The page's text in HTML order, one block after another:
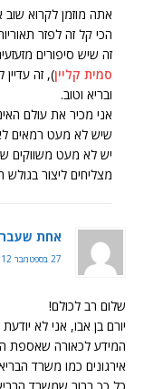
אתה מוזמן לקרוא
הכי קל זה לפזר
זה שיש סיפורים
סמית קליין), זה
ובריא וטוב.
אני מכיר את עולם
שיש לא מעט רמאים
יש לא מעט משווקים
מצליחים ליצור
אחת
27 בספטמבר 2012 בשעה 17:32
שלום רב לכולם!
יורם בן אבו, אני לא
המידע לכאורה שאספת
אירגונים כמו משרד